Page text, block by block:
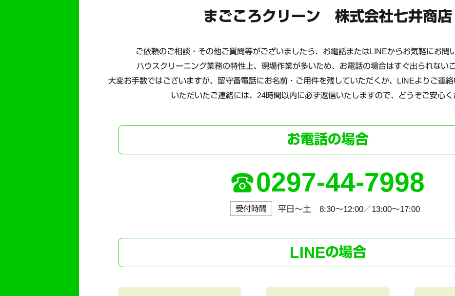
まごころクリーン 株式会社七井商店
ご依頼のご相談・その他ご質問等がございましたら、お電話またはLINEからお気軽にお問
ハウスクリーニング業務の特性上、現場作業が多いため、お電話の場合はすぐ出られない
大変お手数ではございますが、留守番電話にお名前・ご用件を残していただくか、LINEよりご連絡
いただいたご連絡には、24時間以内に必ず返信いたしますので、どうぞご安心く
お電話の場合
0297-44-7998
受付時間 平日～土 8:30〜12:00／13:00〜17:00
LINEの場合